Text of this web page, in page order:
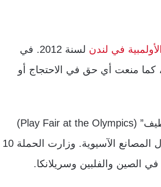
في لندن
لسنة 2012. في
منعت أي حق في الاحتجاج أو
هذه المعلومات عن لندن أظهرتها حملة “اللعب الأولمبي النظيف” (Play Fair at the Olympics)
التي كشفت عن ظروف العمل الشاقة، التي يعاني منها عمال المصانع الآسيوية. وزارت الحملة 10